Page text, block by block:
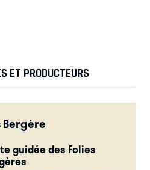
ET PRODUCTEURS
Bergère
guidée des Folies